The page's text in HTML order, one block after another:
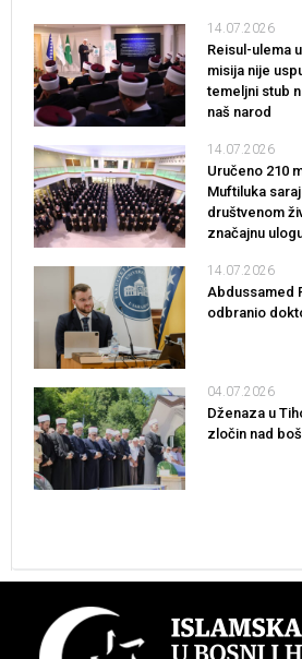
14.07.2026
Reisul-ulema
misija nije
temeljni stub
naš narod
14.07.2026
Uručeno 210
Muftiluka
društvenom
značajnu
14.07.2026
Abdussamed
odbranio
04.07.2026
Dženaza u
zločin nad